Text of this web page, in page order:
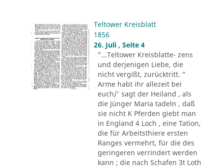
Teltower Kreisblatt
1856
26. Juli , Seite 4
"...Teltower Kreisblatte- zens
und derjenigen Liebe, die
nicht vergißt, zurücktritt. "
Arme habt ihr allezeit bei
euch/' sagt der Heiland , als
die Jünger Maria tadeln , daß
sie nicht K Pferden giebt man
in England 4 Loch , eine Tation,
die für Arbeitsthiere ersten
Ranges vermehrt, für die des
geringeren verrindert werden
kann ; die nach Schafen 3t Loth